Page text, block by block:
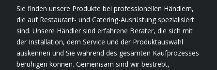
Sie finden unsere Produkte bei professionellen Händlern,
die auf Restaurant- und Catering-Ausrüstung spezialisiert
sind. Unsere Händler sind erfahrene Berater, die sich mit
der Installation, dem Service und der Produktauswahl
auskennen und Sie während des gesamten Kaufprozesses
beruhigen können. Gemeinsam sind wir bestrebt,